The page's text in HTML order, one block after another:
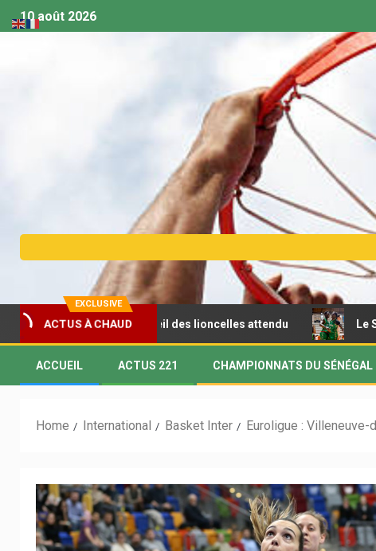
10 août 2026
EXCLUSIVE
ACTUS À CHAUD
féminin : le réveil des lioncelles attendu Le Sénégal
ACCUEIL ACTUS 221 CHAMPIONNATS DU SÉNÉGAL
Home International Basket Inter Euroligue : Villeneuve-